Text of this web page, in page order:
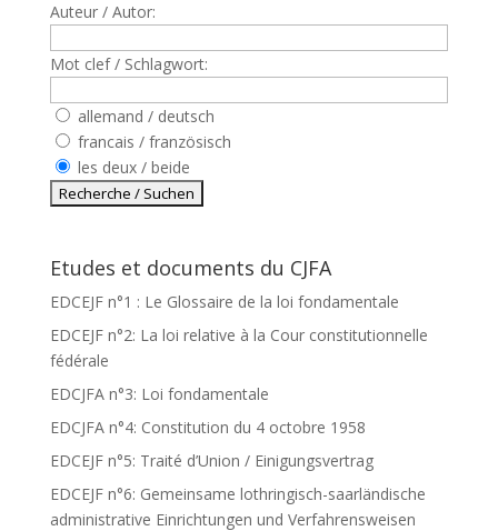
Auteur / Autor:
Mot clef / Schlagwort:
allemand / deutsch
francais / französisch
les deux / beide
Etudes et documents du CJFA
EDCEJF n°1 : Le Glossaire de la loi fondamentale
EDCEJF n°2: La loi relative à la Cour constitutionnelle
fédérale
EDCJFA n°3: Loi fondamentale
EDCJFA n°4: Constitution du 4 octobre 1958
EDCEJF n°5: Traité d’Union / Einigungsvertrag
EDCEJF n°6: Gemeinsame lothringisch-saarländische
administrative Einrichtungen und Verfahrensweisen